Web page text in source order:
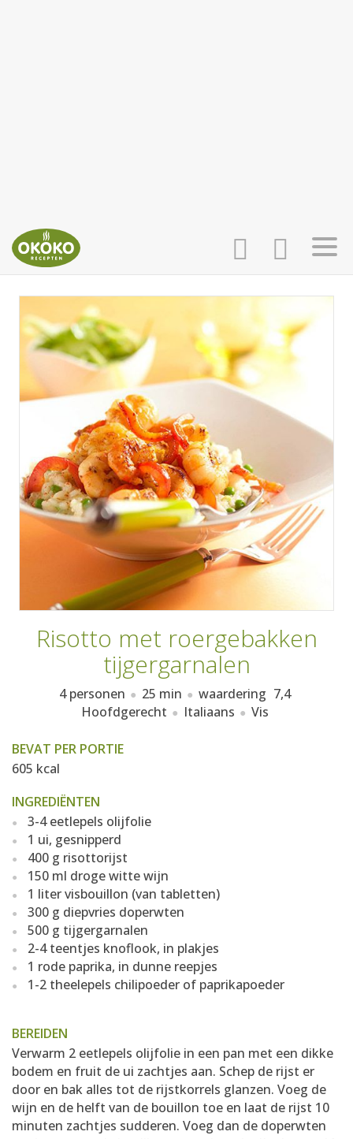
INLOGGEN
AANMELDEN
HOME
RECEPTEN
WEEKMENU'S
KOOKBOEKEN
Risotto met roergebakken
tijgergarnalen
4 personen 25 min waardering 7,4
Hoofdgerecht
Italiaans Vis
BEVAT PER PORTIE
605 kcal
INGREDIËNTEN
3-4 eetlepels olijfolie
1 ui, gesnipperd
400 g risottorijst
150 ml droge witte wijn
1 liter visbouillon (van tabletten)
300 g diepvries doperwten
500 g tijgergarnalen
2-4 teentjes knoflook, in plakjes
1 rode paprika, in dunne reepjes
1-2 theelepels chilipoeder of paprikapoeder
BEREIDEN
Verwarm 2 eetlepels olijfolie in een pan met een dikke
bodem en fruit de ui zachtjes aan. Schep de rijst er
door en bak alles tot de rijstkorrels glanzen. Voeg de
wijn en de helft van de bouillon toe en laat de rijst 10
minuten zachtjes sudderen. Voeg dan de doperwten